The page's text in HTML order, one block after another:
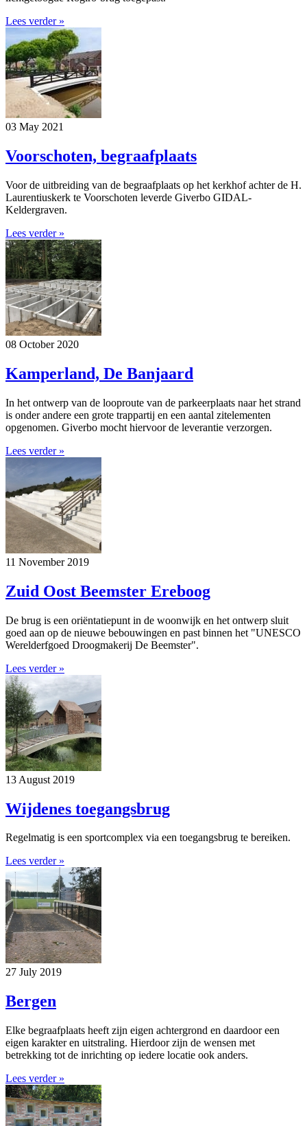
Lees verder »
03 May 2021
Voorschoten, begraafplaats
Voor de uitbreiding van de begraafplaats op het kerkhof achter de H.
Laurentiuskerk te Voorschoten leverde Giverbo GIDAL-
Keldergraven.
Lees verder »
08 October 2020
Kamperland, De Banjaard
In het ontwerp van de looproute van de parkeerplaats naar het strand
is onder andere een grote trappartij en een aantal zitelementen
opgenomen. Giverbo mocht hiervoor de leverantie verzorgen.
Lees verder »
11 November 2019
Zuid Oost Beemster Ereboog
De brug is een oriëntatiepunt in de woonwijk en het ontwerp sluit
goed aan op de nieuwe bebouwingen en past binnen het "UNESCO
Werelderfgoed Droogmakerij De Beemster".
Lees verder »
13 August 2019
Wijdenes toegangsbrug
Regelmatig is een sportcomplex via een toegangsbrug te bereiken.
Lees verder »
27 July 2019
Bergen
Elke begraafplaats heeft zijn eigen achtergrond en daardoor een
eigen karakter en uitstraling. Hierdoor zijn de wensen met
betrekking tot de inrichting op iedere locatie ook anders.
Lees verder »